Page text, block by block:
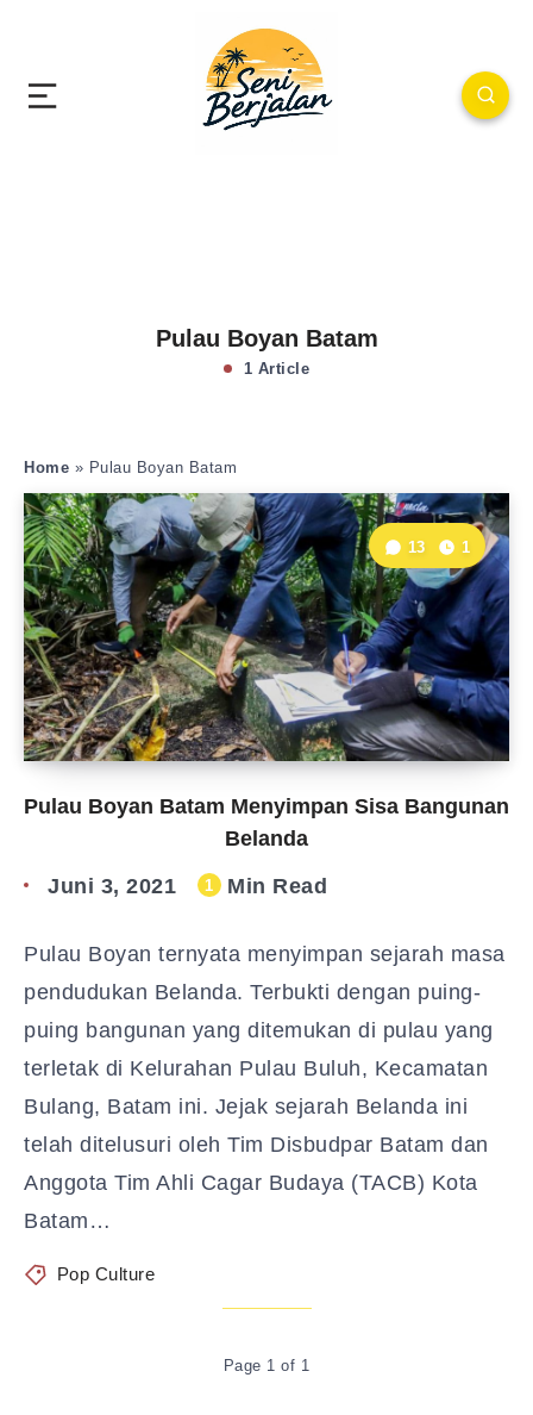
Pulau Boyan Batam
1 Article
Home » Pulau Boyan Batam
Pulau Boyan Batam Menyimpan Sisa Bangunan
Belanda
13 1
Juni 3, 2021 1 Min Read
Pulau Boyan ternyata menyimpan sejarah masa
pendudukan Belanda. Terbukti dengan puing-
puing bangunan yang ditemukan di pulau yang
terletak di Kelurahan Pulau Buluh, Kecamatan
Bulang, Batam ini. Jejak sejarah Belanda ini
telah ditelusuri oleh Tim Disbudpar Batam dan
Anggota Tim Ahli Cagar Budaya (TACB) Kota
Batam…
Pop Culture
Page 1 of 1